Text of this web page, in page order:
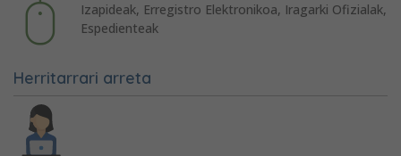
Izapideak, Erregistro Elektronikoa, Iragarki Ofizialak,
Espedienteak
Herritarrari arreta